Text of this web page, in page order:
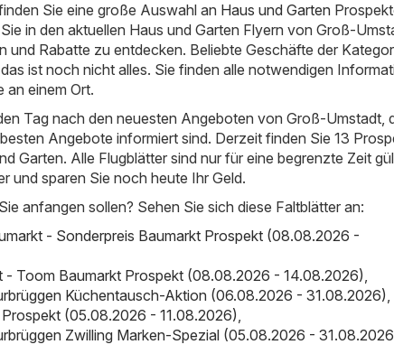
Sie eine große Auswahl an Haus und Garten
in den aktuellen Haus und Garten Flyern von Groß-
und Rabatte zu entdecken. Beliebte Geschäfte der
ist noch nicht alles. Sie finden alle notwendigen
an einem Ort.
Tag nach den neuesten Angeboten von Groß-Umstadt,
Angebote informiert sind. Derzeit finden Sie 13
Garten. Alle Flugblätter sind nur für eine begrenzte Zeit
und sparen Sie noch heute Ihr Geld.
anfangen sollen? Sehen Sie sich diese Faltblätter an:
- Sonderpreis Baumarkt Prospekt (08.08.2026 -
- Toom Baumarkt Prospekt (08.08.2026 - 14.08.2026),
Küchentausch-Aktion (06.08.2026 - 31.08.2026),
(05.08.2026 - 11.08.2026),
Zwilling Marken-Spezial (05.08.2026 -